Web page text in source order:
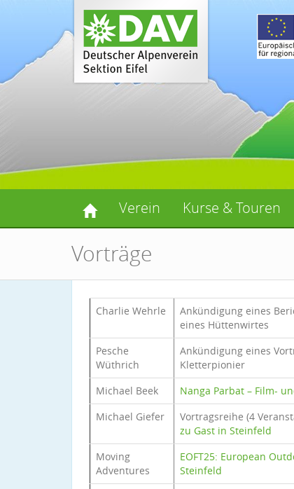
Verein Kurse & Touren
Vorträge
Charlie Wehrle
Ankündigung eines
eines Hüttenwirtes
Pesche
Wüthrich
Ankündigung eines
Kletterpionier
Michael Beek Nanga Parbat – Film-
Michael Giefer
Vortragsreihe (4
zu Gast in Steinfeld
Moving
Adventures
EOFT25: European
Steinfeld